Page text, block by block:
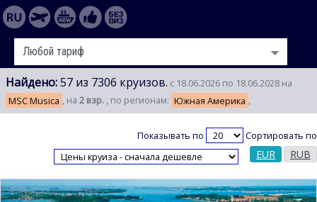
Найдено:57 из 7306 круизов. с 18.06.2026 по 18.06.2028 на
MSC Musica , на 2 взр. , по регионам: Южная Америка ,
Показывать по Сортировать по
EUR RUB